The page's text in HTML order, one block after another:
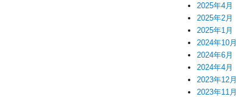
2025年4月
2025年2月
2025年1月
2024年10月
2024年6月
2024年4月
2023年12月
2023年11月